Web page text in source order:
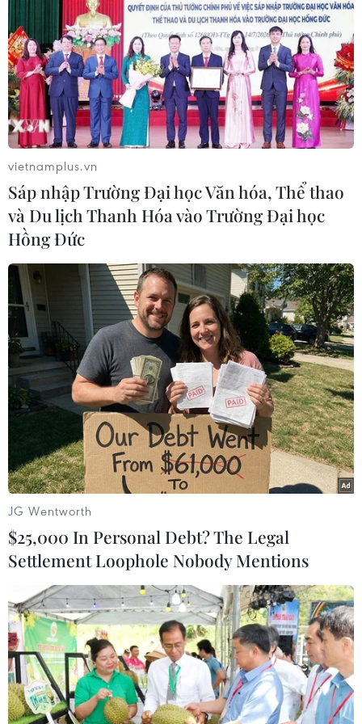
#Giải thưởng
#lực lượng vũ trang
#Chiến tranh cách mạng
#Ảnh báo chí
#Bộ Quốc phòng
TP. Hà Nội
Theo dõi VietnamPlus
TIN LIÊN QUAN
vietnamplus.vn
Sáp nhập Trường Đại học Văn hóa, Thể thao
và Du lịch Thanh Hóa vào Trường Đại học
Hồng Đức
JG Wentworth
$25,000 In Personal Debt? The Legal
Settlement Loophole Nobody Mentions